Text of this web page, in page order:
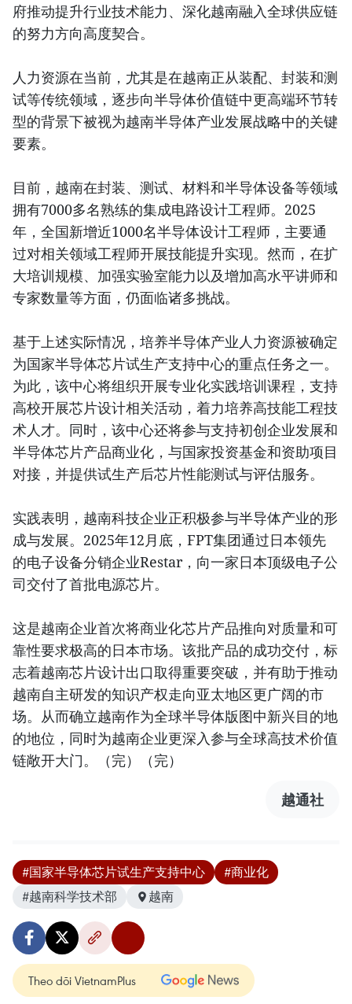
府推动提升行业技术能力、深化越南融入全球供应链
的努力方向高度契合。
人力资源在当前，尤其是在越南正从装配、封装和测
试等传统领域，逐步向半导体价值链中更高端环节转
型的背景下被视为越南半导体产业发展战略中的关键
要素。
目前，越南在封装、测试、材料和半导体设备等领域
拥有7000多名熟练的集成电路设计工程师。2025
年，全国新增近1000名半导体设计工程师，主要通
过对相关领域工程师开展技能提升实现。然而，在扩
大培训规模、加强实验室能力以及增加高水平讲师和
专家数量等方面，仍面临诸多挑战。
基于上述实际情况，培养半导体产业人力资源被确定
为国家半导体芯片试生产支持中心的重点任务之一。
为此，该中心将组织开展专业化实践培训课程，支持
高校开展芯片设计相关活动，着力培养高技能工程技
术人才。同时，该中心还将参与支持初创企业发展和
半导体芯片产品商业化，与国家投资基金和资助项目
对接，并提供试生产后芯片性能测试与评估服务。
实践表明，越南科技企业正积极参与半导体产业的形
成与发展。2025年12月底，FPT集团通过日本领先
的电子设备分销企业Restar，向一家日本顶级电子公
司交付了首批电源芯片。
这是越南企业首次将商业化芯片产品推向对质量和可
靠性要求极高的日本市场。该批产品的成功交付，标
志着越南芯片设计出口取得重要突破，并有助于推动
越南自主研发的知识产权走向亚太地区更广阔的市
场。从而确立越南作为全球半导体版图中新兴目的地
的地位，同时为越南企业更深入参与全球高技术价值
链敞开大门。（完）（完）
越通社
#国家半导体芯片试生产支持中心
#商业化
#越南科学技术部
越南
Theo dõi VietnamPlus